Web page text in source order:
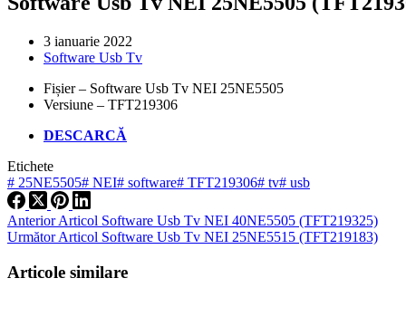
3 ianuarie 2022
Software Usb Tv
Fișier – Software Usb Tv NEI 25NE5505
Versiune – TFT219306
DESCARCĂ
Etichete
# 25NE5505# NEI# software# TFT219306# tv# usb
AnteriorArticol Software Usb Tv NEI 40NE5505 (TFT219325)
UrmătorArticol Software Usb Tv NEI 25NE5515 (TFT219183)
Articole similare